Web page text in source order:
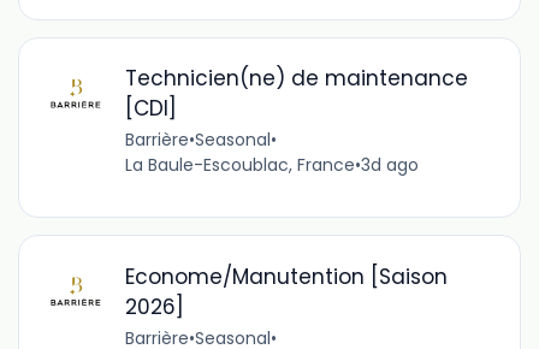
Technicien(ne) de maintenance
[CDI]
Barrière•Seasonal•
La Baule-Escoublac, France•3d ago
Econome/Manutention [Saison
2026]
Barrière•Seasonal•